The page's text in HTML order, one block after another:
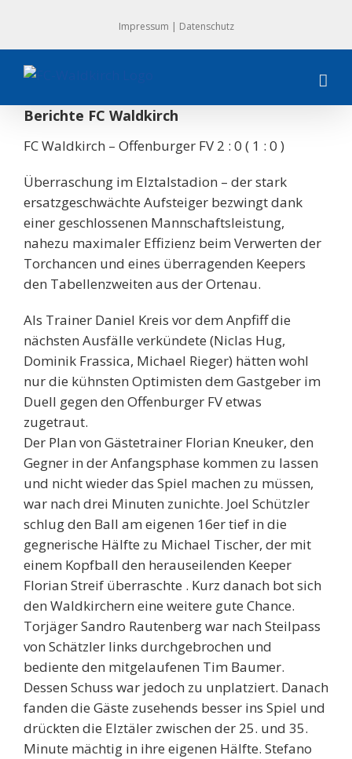
springen
Impressum | Datenschutz
Berichte FC Waldkirch
FC Waldkirch – Offenburger FV 2 : 0 ( 1 : 0 )
Überraschung im Elztalstadion – der stark
ersatzgeschwächte Aufsteiger bezwingt dank
einer geschlossenen Mannschaftsleistung,
nahezu maximaler Effizienz beim Verwerten der
Torchancen und eines überragenden Keepers
den Tabellenzweiten aus der Ortenau.
Als Trainer Daniel Kreis vor dem Anpfiff die
nächsten Ausfälle verkündete (Niclas Hug,
Dominik Frassica, Michael Rieger) hätten wohl
nur die kühnsten Optimisten dem Gastgeber im
Duell gegen den Offenburger FV etwas
zugetraut.
Der Plan von Gästetrainer Florian Kneuker, den
Gegner in der Anfangsphase kommen zu lassen
und nicht wieder das Spiel machen zu müssen,
war nach drei Minuten zunichte. Joel Schützler
schlug den Ball am eigenen 16er tief in die
gegnerische Hälfte zu Michael Tischer, der mit
einem Kopfball den herauseilenden Keeper
Florian Streif überraschte . Kurz danach bot sich
den Waldkirchern eine weitere gute Chance.
Torjäger Sandro Rautenberg war nach Steilpass
von Schätzler links durchgebrochen und
bediente den mitgelaufenen Tim Baumer.
Dessen Schuss war jedoch zu unplatziert. Danach
fanden die Gäste zusehends besser ins Spiel und
drückten die Elztäler zwischen der 25. und 35.
Minute mächtig in ihre eigenen Hälfte. Stefano